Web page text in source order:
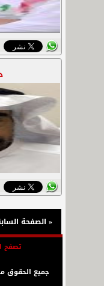
« الصفحة
تصفح
جميع الحقوق